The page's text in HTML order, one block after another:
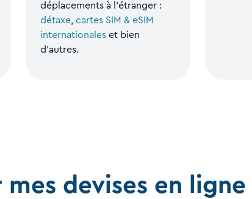
déplacements à l’étranger :
détaxe, cartes SIM & eSIM
internationales et bien
d’autres.
devises en ligne